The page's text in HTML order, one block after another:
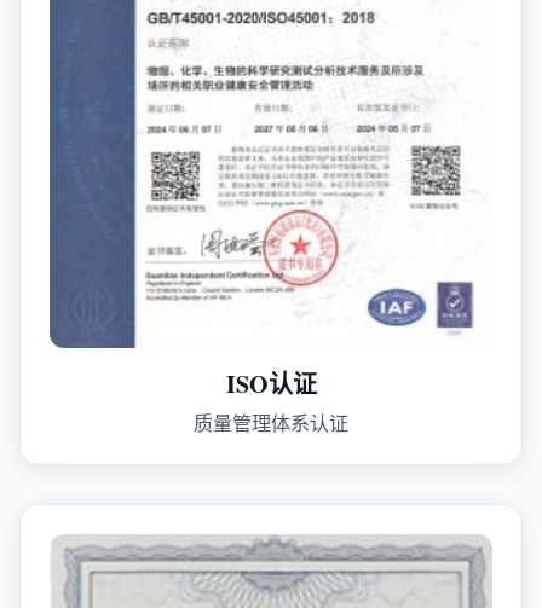
ISO认证
质量管理体系认证